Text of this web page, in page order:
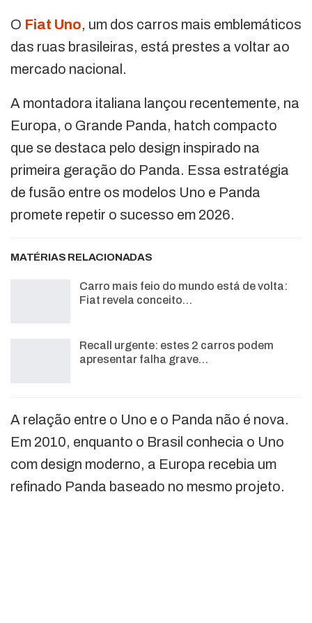
O Fiat Uno, um dos carros mais emblemáticos
das ruas brasileiras, está prestes a voltar ao
mercado nacional.
A montadora italiana lançou recentemente, na
Europa, o Grande Panda, hatch compacto
que se destaca pelo design inspirado na
primeira geração do Panda. Essa estratégia
de fusão entre os modelos Uno e Panda
promete repetir o sucesso em 2026.
MATÉRIAS RELACIONADAS
Carro mais feio do mundo está de volta:
Fiat revela conceito…
Recall urgente: estes 2 carros podem
apresentar falha grave…
A relação entre o Uno e o Panda não é nova.
Em 2010, enquanto o Brasil conhecia o Uno
com design moderno, a Europa recebia um
refinado Panda baseado no mesmo projeto.